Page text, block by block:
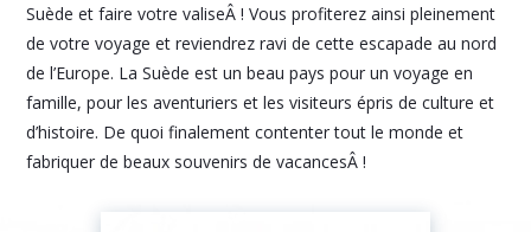
Suède et faire votre valiseÂ ! Vous profiterez ainsi pleinement
de votre voyage et reviendrez ravi de cette escapade au nord
de l’Europe. La Suède est un beau pays pour un voyage en
famille, pour les aventuriers et les visiteurs épris de culture et
d’histoire. De quoi finalement contenter tout le monde et
fabriquer de beaux souvenirs de vacancesÂ !